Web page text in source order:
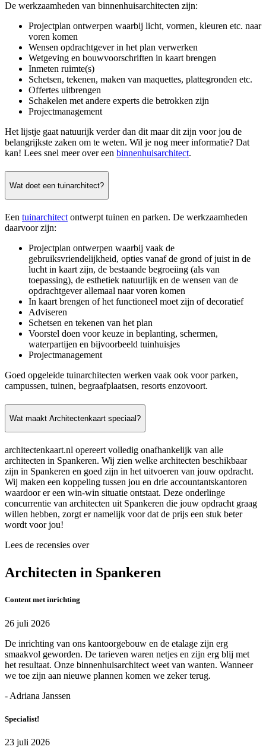
De werkzaamheden van binnenhuisarchitecten zijn:
Projectplan ontwerpen waarbij licht, vormen, kleuren etc. naar
voren komen
Wensen opdrachtgever in het plan verwerken
Wetgeving en bouwvoorschriften in kaart brengen
Inmeten ruimte(s)
Schetsen, tekenen, maken van maquettes, plattegronden etc.
Offertes uitbrengen
Schakelen met andere experts die betrokken zijn
Projectmanagement
Het lijstje gaat natuurijk verder dan dit maar dit zijn voor jou de
belangrijkste zaken om te weten. Wil je nog meer informatie? Dat
kan! Lees snel meer over een binnenhuisarchitect.
Wat doet een tuinarchitect?
Een tuinarchitect ontwerpt tuinen en parken. De werkzaamheden
daarvoor zijn:
Projectplan ontwerpen waarbij vaak de
gebruiksvriendelijkheid, opties vanaf de grond of juist in de
lucht in kaart zijn, de bestaande begroeiing (als van
toepassing), de esthetiek natuurlijk en de wensen van de
opdrachtgever allemaal naar voren komen
In kaart brengen of het functioneel moet zijn of decoratief
Adviseren
Schetsen en tekenen van het plan
Voorstel doen voor keuze in beplanting, schermen,
waterpartijen en bijvoorbeeld tuinhuisjes
Projectmanagement
Goed opgeleide tuinarchitecten werken vaak ook voor parken,
campussen, tuinen, begraafplaatsen, resorts enzovoort.
Wat maakt Architectenkaart speciaal?
architectenkaart.nl opereert volledig onafhankelijk van alle
architecten in Spankeren. Wij zien welke architecten beschikbaar
zijn in Spankeren en goed zijn in het uitvoeren van jouw opdracht.
Wij maken een koppeling tussen jou en drie accountantskantoren
waardoor er een win-win situatie ontstaat. Deze onderlinge
concurrentie van architecten uit Spankeren die jouw opdracht graag
willen hebben, zorgt er namelijk voor dat de prijs een stuk beter
wordt voor jou!
Lees de recensies over
Architecten in Spankeren
Content met inrichting
26 juli 2026
De inrichting van ons kantoorgebouw en de etalage zijn erg
smaakvol geworden. De tarieven waren netjes en zijn erg blij met
het resultaat. Onze binnenhuisarchitect weet van wanten. Wanneer
we toe zijn aan nieuwe plannen komen we zeker terug.
- Adriana Janssen
Specialist!
23 juli 2026